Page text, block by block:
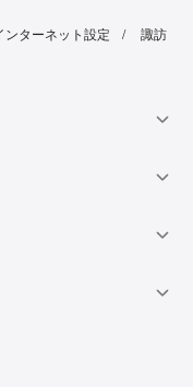
ンターネット設定
諏訪